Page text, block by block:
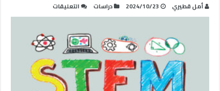
أمل قطيري 2024/10/23 دراسات التعليقات
نظرة
تطبيق
منحى
STEM
عند
تصميم